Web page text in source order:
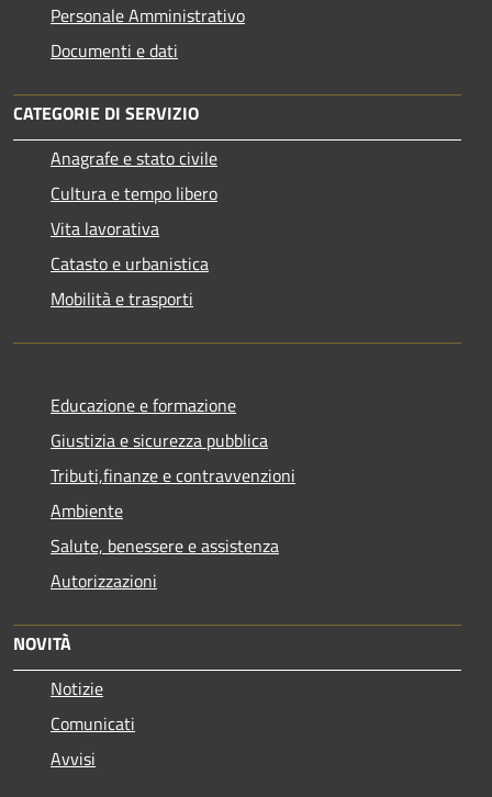
Personale Amministrativo
Documenti e dati
CATEGORIE DI SERVIZIO
Anagrafe e stato civile
Cultura e tempo libero
Vita lavorativa
Catasto e urbanistica
Mobilità e trasporti
Educazione e formazione
Giustizia e sicurezza pubblica
Tributi,finanze e contravvenzioni
Ambiente
Salute, benessere e assistenza
Autorizzazioni
NOVITÀ
Notizie
Comunicati
Avvisi